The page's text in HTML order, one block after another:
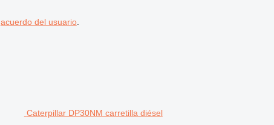
acuerdo del usuario.
Caterpillar DP30NM carretilla diésel